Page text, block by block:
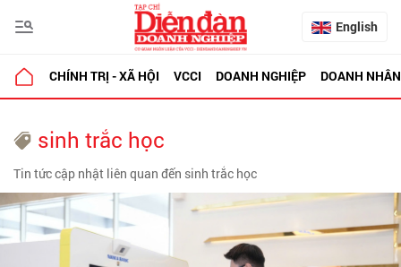
English
CHÍNH TRỊ - XÃ HỘI VCCI DOANH NGHIỆP DOANH NHÂN
sinh trắc học
Tin tức cập nhật liên quan đến sinh trắc học